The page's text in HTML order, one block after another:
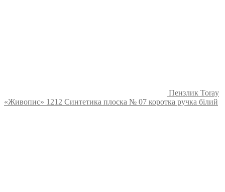
Пензлик Toray
«Живопис» 1212 Синтетика плоска № 07 коротка ручка білий